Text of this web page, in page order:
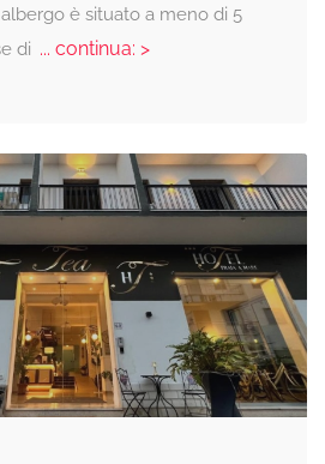
è situato a meno di 5
di ... continua: >